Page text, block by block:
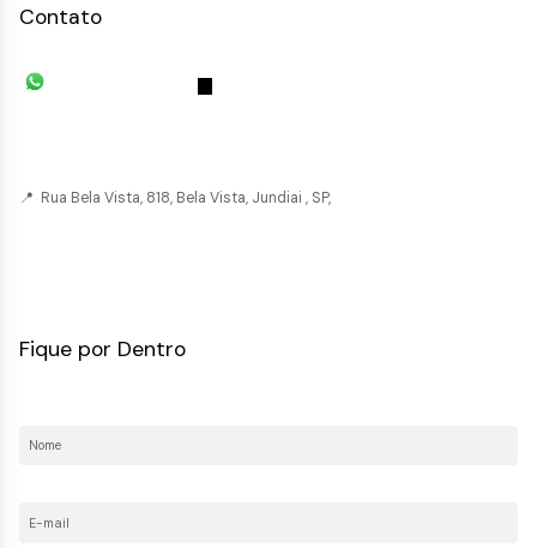
Contato
📍 Rua Bela Vista, 818, Bela Vista, Jundiai , SP,
Fique por Dentro